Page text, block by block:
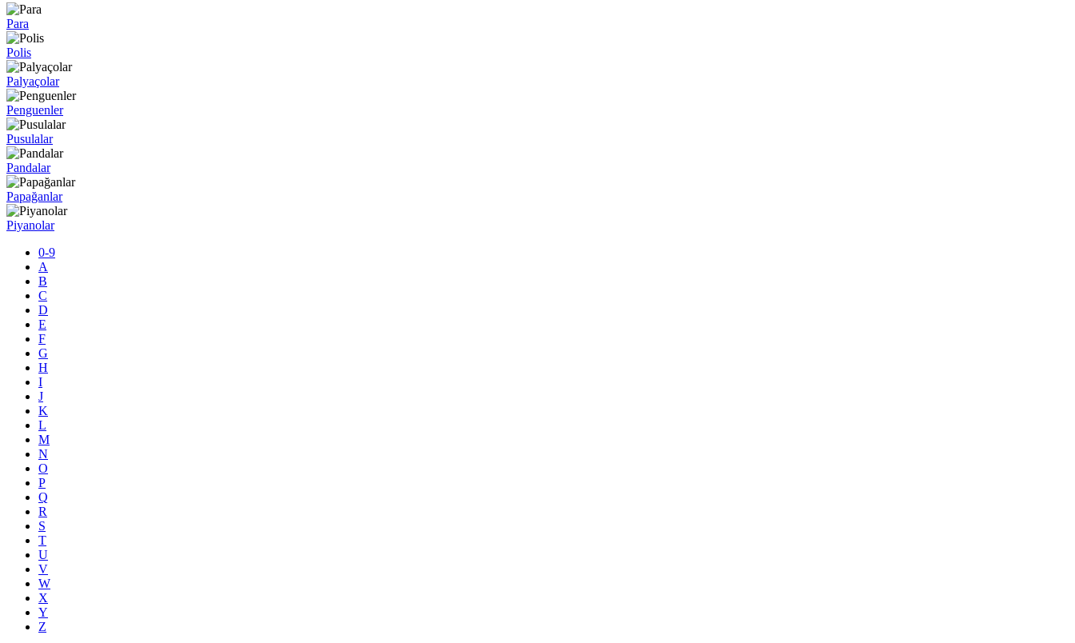
Para
Polis
Palyaçolar
Penguenler
Pusulalar
Pandalar
Papağanlar
Piyanolar
0-9
A
B
C
D
E
F
G
H
I
J
K
L
M
N
O
P
Q
R
S
T
U
V
W
X
Y
Z